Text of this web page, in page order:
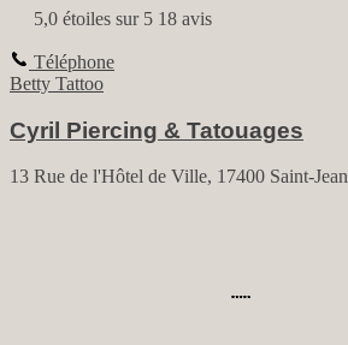
5,0 étoiles sur 5 18 avis
Téléphone
Betty Tattoo
Cyril Piercing & Tatouages
13 Rue de l'Hôtel de Ville, 17400 Saint-